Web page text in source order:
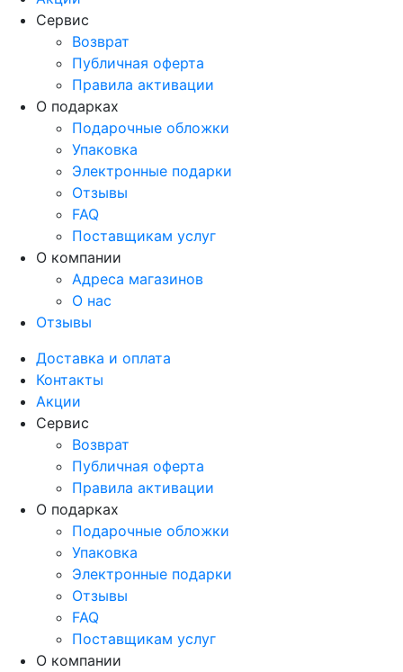
Сервис
Возврат
Публичная оферта
Правила активации
О подарках
Подарочные обложки
Упаковка
Электронные подарки
Отзывы
FAQ
Поставщикам услуг
О компании
Адреса магазинов
О нас
Отзывы
Доставка и оплата
Контакты
Акции
Сервис
Возврат
Публичная оферта
Правила активации
О подарках
Подарочные обложки
Упаковка
Электронные подарки
Отзывы
FAQ
Поставщикам услуг
О компании